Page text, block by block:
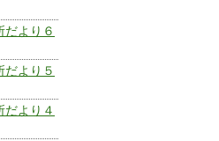
だより６
だより５
だより４